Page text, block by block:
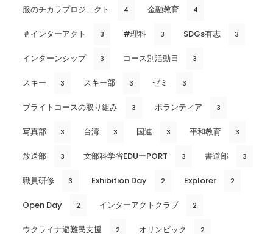
服のチカラプロジェクト 4 金融教育 4
＃インターアクト 3 #理科 3 SDGs有志 3
インターンシップ 3 コース別活動日 3
スキー 3 スキー部 3 ゼミ 3
ブライトコースの取り組み 3 ボランティア 3
写真部 3 台湾 3 国連 3 平和教育 3
放送部 3 文部科学省EDUーPORT 3 書道部 3
職員研修 3 Exhibition Day 2 Explorer 2
Open Day 2 インターアクトクラブ 2
ウクライナ避難民支援 2 オリンピック 2